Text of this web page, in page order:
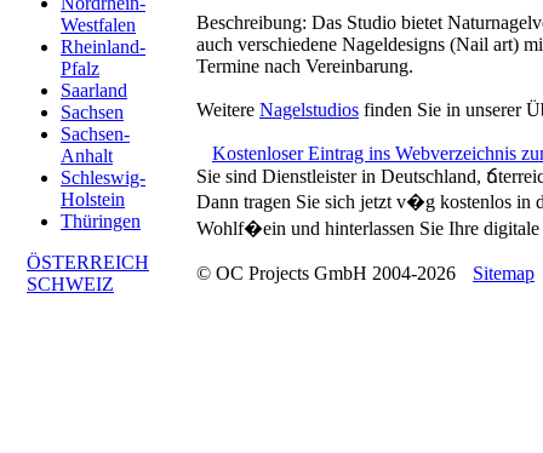
Westfalen
Rheinland-
Pfalz
Saarland
Sachsen
Sachsen-
Anhalt
Schleswig-
Holstein
Thüringen
ÖSTERREICH
SCHWEIZ
Beschreibung: Das Studio bietet
auch verschiedene Nageldesigns (Nail art)
Termine nach Vereinbarung.
Weitere Nagelstudios finden Sie in unserer
Kostenloser Eintrag ins Webverzeichnis
Sie sind Dienstleister in Deutschland,
Dann tragen Sie sich jetzt v�g kostenlos in
Wohlf�ein und hinterlassen Sie Ihre
© OC Projects GmbH 2004-2026 Sitemap